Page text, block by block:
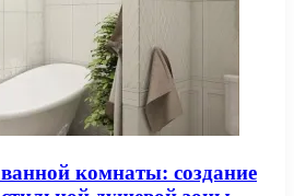
комнаты: создание